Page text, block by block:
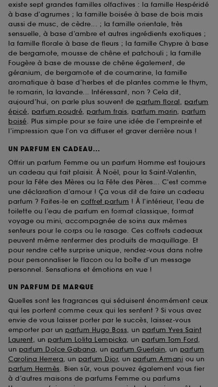
existe sept grandes familles olfactives : la famille Hespéridé
à base d’agrumes ; la famille boisée à base de bois mais
aussi de musc, de cèdre... ; la famille orientale, très
sensuelle, à base d’ambre et autres ingrédients exotiques ;
la famille florale à base de fleurs ; la famille Chypre à base
de bergamote, mousse de chêne et patchouli ; la famille
Fougère à base de mousse de chêne également, de
géranium, de bergamote et de coumarine, la famille
aromatique à base d’herbes et de plantes comme le thym,
le romarin, la lavande... Intéressant, non ? Cela dit,
aujourd’hui, on parle plus souvent de parfum floral, parfum
épicé, parfum poudré, parfum frais, parfum marin, parfum
boisé. Plus simple pour se faire une idée de l’empreinte et
l’impression que l’on va diffuser et graver derrière nous !
UN PARFUM EN CADEAU...
Offrir un parfum Femme ou un parfum Homme est toujours
un cadeau qui fait plaisir. À Noël, pour la Saint-Valentin,
pour la Fête des Mères ou la Fête des Pères... C’est comme
une déclaration d’amour ! Ça vous dit de faire un cadeau
parfum ? Faites-le en coffret parfum ! À l’intérieur, l’eau de
toilette ou l’eau de parfum en format classique, format
voyage ou mini, accompagnée de soins aux mêmes
senteurs pour le corps ou le rasage. Ces coffrets cadeaux
peuvent même renfermer des produits de maquillage. Et
pour rendre cette surprise unique, rendez-vous dans notre
pour personnaliser le flacon ou la boîte d’un message
personnel. Sensations et émotions en vue !
UN PARFUM DE MARQUE
Quelles sont les fragrances qui séduisent énormément ceux
qui les portent comme ceux qui les sentent ? Si vous avez
envie de vous laisser porter par le succès, laissez-vous
emporter par un parfum Hugo Boss, un parfum Yves Saint
Laurent, un parfum Lolita Lempicka, un parfum Tom Ford,
un parfum Dolce Gabana, un parfum Guerlain, un parfum
Carolina Herrera, un parfum Dior, un parfum Armani ou un
parfum Hermès. Bien sûr, vous pouvez également vous fier
à d’autres maisons de parfums Femme ou parfums